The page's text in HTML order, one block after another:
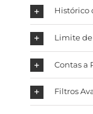
Histórico
Limite
Contas a
Filtros